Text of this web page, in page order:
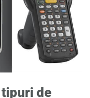
tipuri de